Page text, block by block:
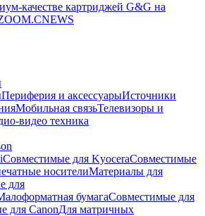
качестве картриджей G&G на
Периферия и аксессуарыИсточники
Мобильная связьТелевизоры и
видео техника
Совместимые для KyoceraСовместимые
носителиМатериалы для
для
бумагаСовместимые для
для CanonДля матричных